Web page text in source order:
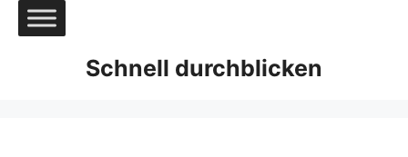
Zum
Inhalt
Schnell durchblicken